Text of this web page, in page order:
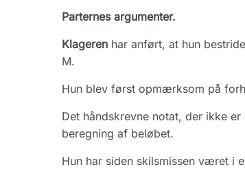
Parternes argumenter.
Klagerenhar anført, at hun
M.
Hun blev først opmærksom på
Det håndskrevne notat, der ikke
beregning af beløbet.
Hun har siden skilsmissen været i